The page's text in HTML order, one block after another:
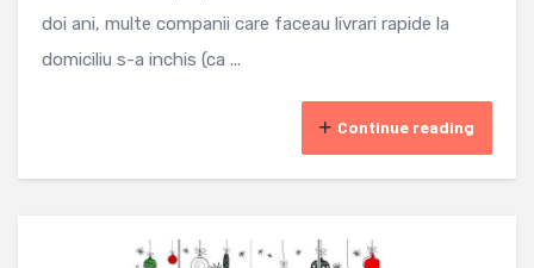
doi ani, multe companii care faceau livrari rapide la
domiciliu s-a inchis (ca ...
Continue reading